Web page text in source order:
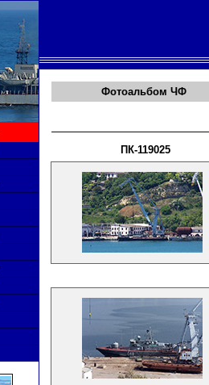
Фотоальбом ЧФ
ПК-119025